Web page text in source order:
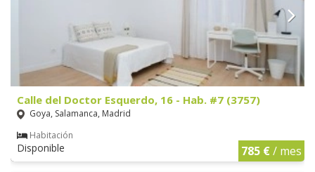
Calle del Doctor Esquerdo, 16 - Hab. #7 (3757)
Goya, Salamanca, Madrid
Habitación
Disponible 785 €/ mes